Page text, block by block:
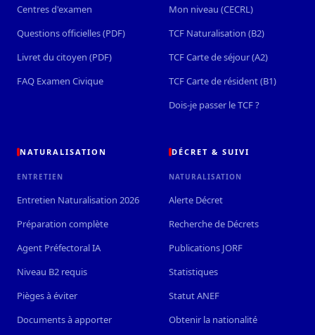
Centres d'examen
Questions officielles (PDF)
Livret du citoyen (PDF)
FAQ Examen Civique
Mon niveau (CECRL)
TCF Naturalisation (B2)
TCF Carte de séjour (A2)
TCF Carte de résident (B1)
Dois-je passer le TCF ?
NATURALISATION
ENTRETIEN
Entretien Naturalisation 2026
Préparation complète
Agent Préfectoral IA
Niveau B2 requis
Pièges à éviter
Documents à apporter
DÉCRET & SUIVI
NATURALISATION
Alerte Décret
Recherche de Décrets
Publications JORF
Statistiques
Statut ANEF
Obtenir la nationalité